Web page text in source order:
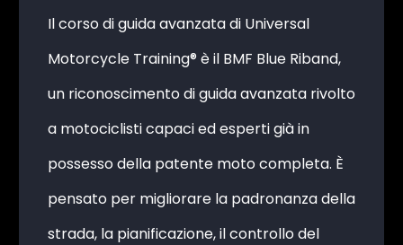
Il corso di guida avanzata di Universal
Motorcycle Training® è il BMF Blue Riband,
un riconoscimento di guida avanzata rivolto
a motociclisti capaci ed esperti già in
possesso della patente moto completa. È
pensato per migliorare la padronanza della
strada, la pianificazione, il controllo del